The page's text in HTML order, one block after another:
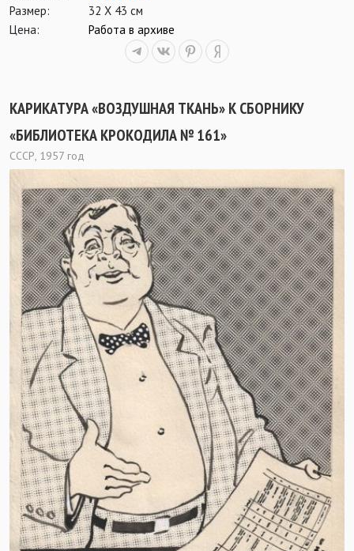
Размер:
32 Х 43 см
Цена:
Работа в архиве
КАРИКАТУРА «ВОЗДУШНАЯ ТКАНЬ» К СБОРНИКУ
«БИБЛИОТЕКА КРОКОДИЛА № 161»
СССР, 1957 год